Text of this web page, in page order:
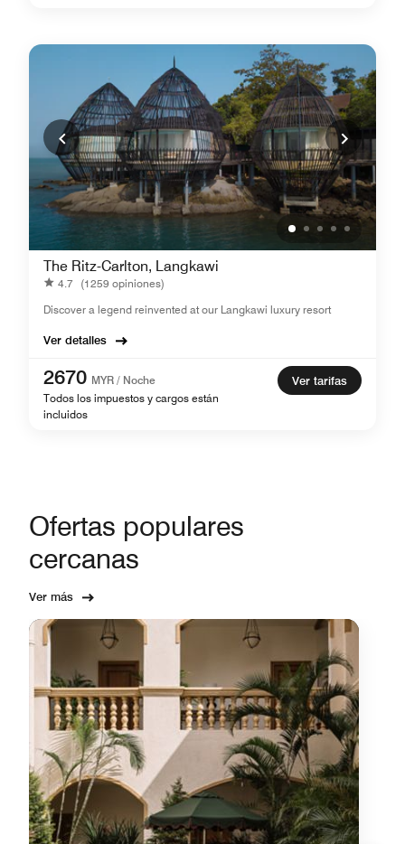
The Ritz-Carlton, Langkawi
4.7 (1259 opiniones)
Discover a legend reinvented at our Langkawi luxury resort
Ver detalles
2670 MYR / Noche
Todos los impuestos y cargos están
incluidos
Ver tarifas
Ofertas populares
cercanas
Ver más